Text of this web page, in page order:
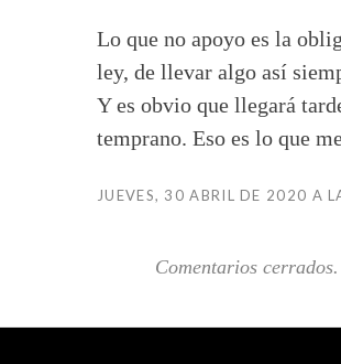
Lo que no apoyo es la
ley, de llevar algo así
Y es obvio que llegará
temprano. Eso es lo que
JUEVES, 30 ABRIL DE 2020 A
Comentarios cerrados.